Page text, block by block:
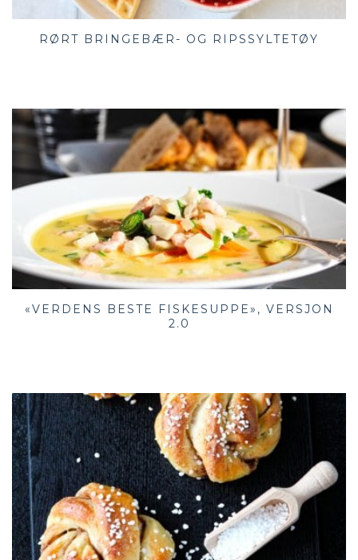
RØRT BRINGEBÆR- OG RIPSSYLTETØY
«VERDENS BESTE FISKESUPPE», VERSJON
2.0